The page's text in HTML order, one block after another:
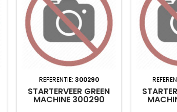
REFERENTIE: 300290
STARTERVEER GREEN
MACHINE 300290